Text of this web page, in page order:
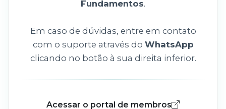
Fundamentos.
Em caso de dúvidas, entre em contato
com o suporte através do WhatsApp
clicando no botão à sua direita inferior.
Acessar o portal de membros